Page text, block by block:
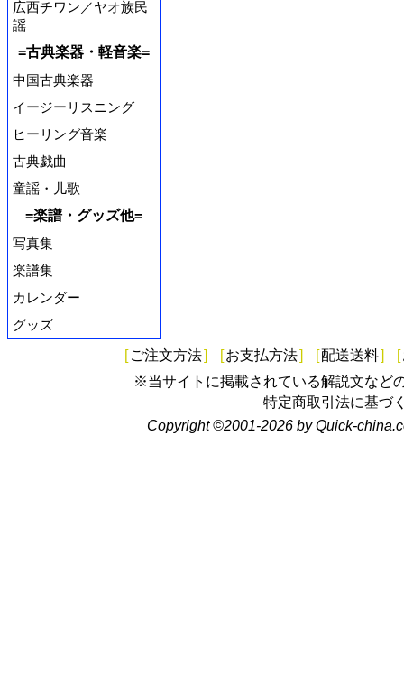
広西チワン／ヤオ族民
謡
=古典楽器・軽音楽=
中国古典楽器
イージーリスニング
ヒーリング音楽
古典戯曲
童謡・儿歌
=楽譜・グッズ他=
写真集
楽譜集
カレンダー
グッズ
[ ご注文方法] [お支払方法] [配送送料] [
※当サイトに掲載されている解説文など
特定商取引法に基づ
Copyright ©2001-2026 by Quick-